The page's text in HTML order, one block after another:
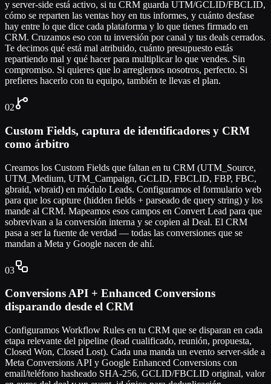
y server-side está activo, si tu CRM guarda UTM/GCLID/FBCLID,
cómo se reparten las ventas hoy en tus informes, y cuánto desfase
hay entre lo que dice cada plataforma y lo que tienes firmado en
CRM. Cruzamos eso con tu inversión por canal y tus deals cerrados.
Te decimos qué está mal atribuido, cuánto presupuesto estás
repartiendo mal y qué hacer para multiplicar lo que vendes. Sin
compromiso. Si quieres que lo arreglemos nosotros, perfecto. Si
prefieres hacerlo con tu equipo, también te llevas el plan.
02
Custom Fields, captura de identificadores y CRM
como árbitro
Creamos los Custom Fields que faltan en tu CRM (UTM_Source,
UTM_Medium, UTM_Campaign, GCLID, FBCLID, FBP, FBC,
gbraid, wbraid) en módulo Leads. Configuramos el formulario web
para que los capture (hidden fields + parseado de query string) y los
mande al CRM. Mapeamos esos campos en Convert Lead para que
sobrevivan a la conversión interna y se copien al Deal. El CRM
pasa a ser la fuente de verdad — todas las conversiones que se
mandan a Meta y Google nacen de ahí.
03
Conversions API + Enhanced Conversions
disparando desde el CRM
Configuramos Workflow Rules en tu CRM que se disparan en cada
etapa relevante del pipeline (lead cualificado, reunión, propuesta,
Closed Won, Closed Lost). Cada una manda un evento server-side a
Meta Conversions API y Google Enhanced Conversions con
email/teléfono hasheado SHA-256, GCLID/FBCLID original, valor